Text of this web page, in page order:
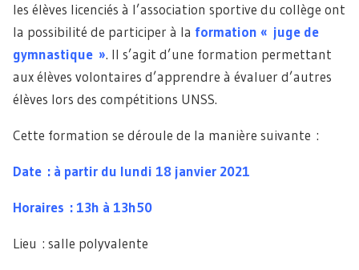
les élèves licenciés à l’association sportive du collège ont
la possibilité de participer à la formation « juge de
gymnastique ». Il s’agit d’une formation permettant
aux élèves volontaires d’apprendre à évaluer d’autres
élèves lors des compétitions UNSS.
Cette formation se déroule de la manière suivante :
Date : à partir du lundi 18 janvier 2021
Horaires : 13h à 13h50
Lieu : salle polyvalente